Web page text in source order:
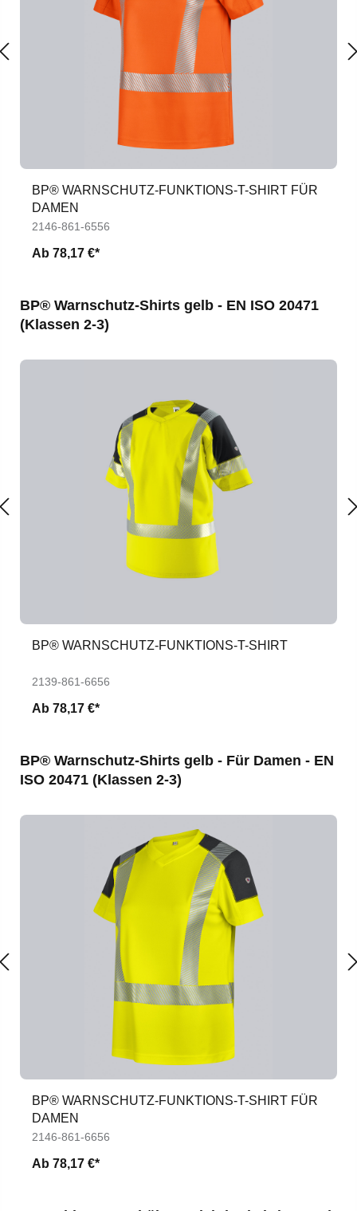
BP® WARNSCHUTZ-FUNKTIONS-T-SHIRT FÜR
DAMEN
2146-861-6556
Ab 78,17 €*
Produktgalerie überspringen
BP® Warnschutz-Shirts gelb - EN ISO 20471
(Klassen 2-3)
BP® WARNSCHUTZ-FUNKTIONS-T-SHIRT
2139-861-6656
Ab 78,17 €*
Produktgalerie überspringen
BP® Warnschutz-Shirts gelb - Für Damen - EN
ISO 20471 (Klassen 2-3)
BP® WARNSCHUTZ-FUNKTIONS-T-SHIRT FÜR
DAMEN
2146-861-6656
Ab 78,17 €*